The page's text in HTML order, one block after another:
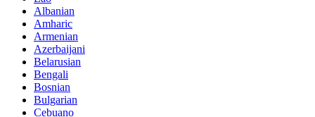
Albanian
Amharic
Armenian
Azerbaijani
Belarusian
Bengali
Bosnian
Bulgarian
Cebuano